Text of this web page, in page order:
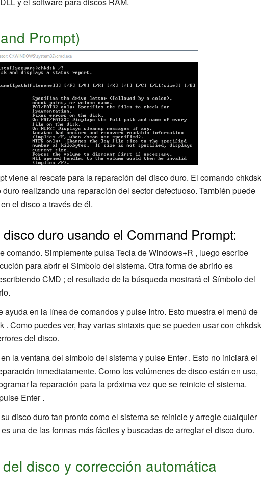
Prompt)
viene al rescate para la reparación del disco duro. El comando chkdsk
realizando una reparación del sector defectuoso. También puede
el disco a través de él.
duro usando el Command Prompt:
comando. Simplemente pulsa Tecla de Windows+R , luego escribe
para abrir el Símbolo del sistema. Otra forma de abrirlo es
CMD ; el resultado de la búsqueda mostrará el Símbolo del
ayuda en la línea de comandos y pulse Intro. Esto muestra el menú de
. Como puedes ver, hay varias sintaxis que se pueden usar con chkdsk
del disco.
la ventana del símbolo del sistema y pulse Enter . Esto no iniciará el
inmediatamente. Como los volúmenes de disco están en uso,
la reparación para la próxima vez que se reinicie el sistema.
Enter .
disco duro tan pronto como el sistema se reinicie y arregle cualquier
una de las formas más fáciles y buscadas de arreglar el disco duro.
disco y corrección automática